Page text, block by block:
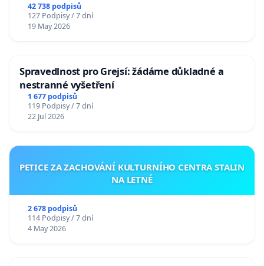
42 738 podpisů
127 Podpisy / 7 dní
19 May 2026
Spravedlnost pro Grejsí: žádáme důkladné a
nestranné vyšetření
1 677 podpisů
119 Podpisy / 7 dní
22 Jul 2026
PETICE ZA ZACHOVÁNÍ KULTURNÍHO CENTRA STALIN
NA LETNÉ
2 678 podpisů
114 Podpisy / 7 dní
4 May 2026